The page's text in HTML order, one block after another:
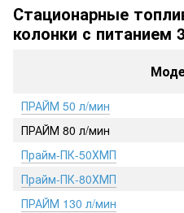
Стационарные
колонки с питанием
ПРАЙМ 50 л/мин
ПРАЙМ 80 л/мин
Прайм-ПК-50ХМП
Прайм-ПК-80ХМП
ПРАЙМ 130 л/мин